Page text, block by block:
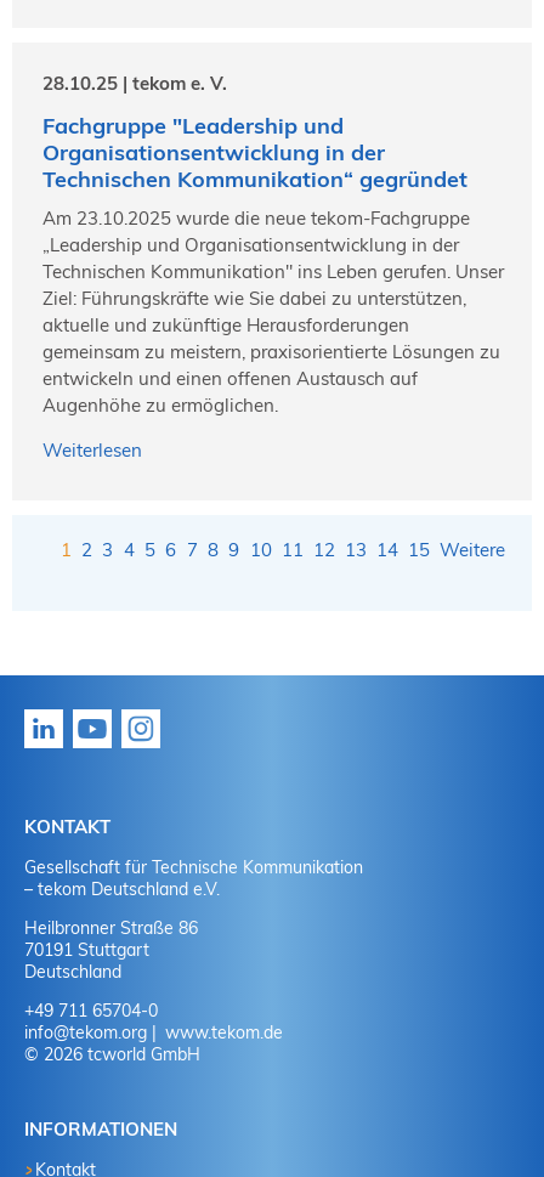
28.10.25 | tekom e. V.
Fachgruppe "Leadership und
Organisationsentwicklung in der
Technischen Kommunikation“ gegründet
Am 23.10.2025 wurde die neue tekom-Fachgruppe
„Leadership und Organisationsentwicklung in der
Technischen Kommunikation" ins Leben gerufen. Unser
Ziel: Führungskräfte wie Sie dabei zu unterstützen,
aktuelle und zukünftige Herausforderungen
gemeinsam zu meistern, praxisorientierte Lösungen zu
entwickeln und einen offenen Austausch auf
Augenhöhe zu ermöglichen.
Weiterlesen
1 2 3 4 5 6 7 8 9 10 11 12 13 14 15 Weitere
KONTAKT
Gesellschaft für Technische Kommunikation
– tekom Deutschland e.V.
Heilbronner Straße 86
70191 Stuttgart
Deutschland
+49 711 65704-0
info@tekom.org
www.tekom.de
© 2026 tcworld GmbH
INFORMATIONEN
Kontakt